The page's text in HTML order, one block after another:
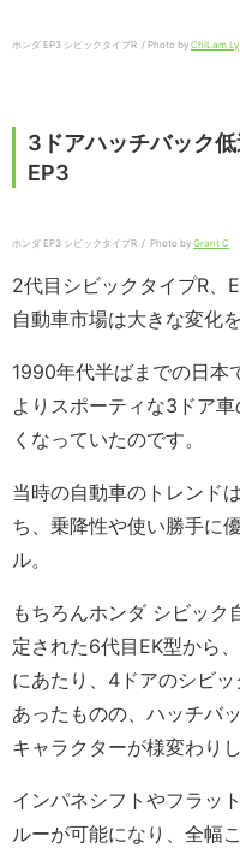
ホンダ EP3 シビックタイプR / Photo by ChiLam Ly
3ドアハッチバック
EP3
ホンダ EP3 シビックタイプR / Photo by Grant C
2代目シビックタイプR、
自動車市場は大きな変化
1990年代半ばまでの日本
よりスポーティな3ドア
くなっていたのです。
当時の自動車のトレンド
ち、乗降性や使い勝手に
ル。
もちろんホンダ シビック
定された6代目EK型から
にあたり、4ドアのシビ
あったものの、ハッチバ
キャラクターが様変わりし
インパネシフトやフラッ
ルーが可能になり、全幅